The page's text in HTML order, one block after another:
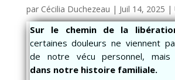
par Cécilia Duchezeau | Juil 14, 2025 |
Sur le chemin de la
certaines douleurs ne viennent
de notre vécu personnel, mais
dans notre histoire familiale.